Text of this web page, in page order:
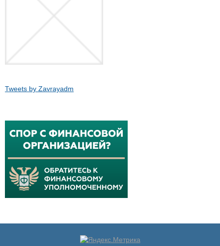
Tweets by Zavrayadm